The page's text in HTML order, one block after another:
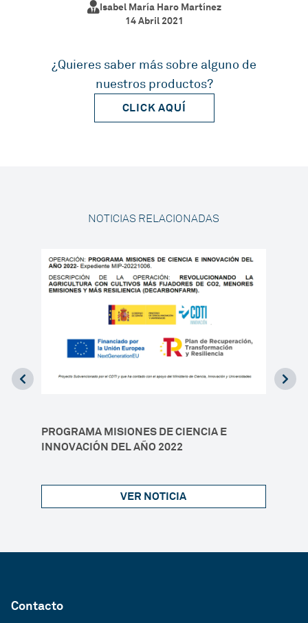
Isabel María Haro Martínez
14 Abril 2021
¿Quieres saber más sobre alguno de
nuestros productos?
CLICK AQUÍ
NOTICIAS RELACIONADAS
PROGRAMA MISIONES DE CIENCIA E
INNOVACIÓN DEL AÑO 2022
VER NOTICIA
Contacto